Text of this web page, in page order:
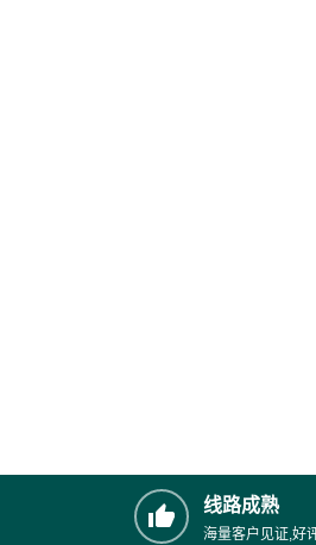
线路成熟
海量客户见证,好